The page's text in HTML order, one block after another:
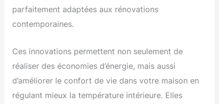
parfaitement adaptées aux rénovations
contemporaines.
Ces innovations permettent non seulement de
réaliser des économies d’énergie, mais aussi
d’améliorer le confort de vie dans votre maison en
régulant mieux la température intérieure. Elles